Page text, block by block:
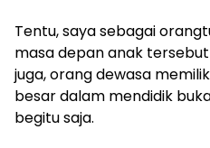
Tentu, saya sebagai
masa depan anak
juga, orang dewasa
besar dalam mendidik
begitu saja.